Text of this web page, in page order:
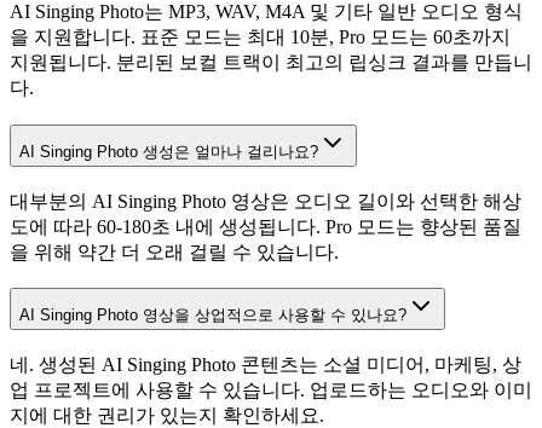
AI Singing Photo는 MP3, WAV, M4A 및 기타 일반 오디오 형식
을 지원합니다. 표준 모드는 최대 10분, Pro 모드는 60초까지
지원됩니다. 분리된 보컬 트랙이 최고의 립싱크 결과를 만듭니
다.
AI Singing Photo 생성은 얼마나 걸리나요?
대부분의 AI Singing Photo 영상은 오디오 길이와 선택한 해상
도에 따라 60-180초 내에 생성됩니다. Pro 모드는 향상된 품질
을 위해 약간 더 오래 걸릴 수 있습니다.
AI Singing Photo 영상을 상업적으로 사용할 수 있나요?
네. 생성된 AI Singing Photo 콘텐츠는 소셜 미디어, 마케팅, 상
업 프로젝트에 사용할 수 있습니다. 업로드하는 오디오와 이미
지에 대한 권리가 있는지 확인하세요.